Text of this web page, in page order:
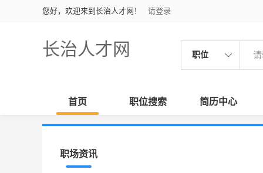
您好，欢迎来到长治人才网！ 请登录
长治人才网 职位
首页 职位搜索 简历中心
职场资讯